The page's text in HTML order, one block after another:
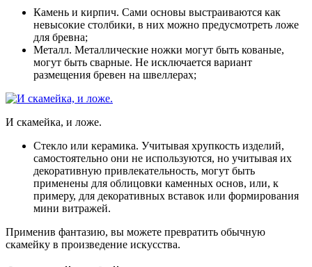
Камень и кирпич. Сами основы выстраиваются как
невысокие столбики, в них можно предусмотреть ложе
для бревна;
Металл. Металлические ножки могут быть кованые,
могут быть сварные. Не исключается вариант
размещения бревен на швеллерах;
И скамейка, и ложе.
Стекло или керамика. Учитывая хрупкость изделий,
самостоятельно они не используются, но учитывая их
декоративную привлекательность, могут быть
применены для облицовки каменных основ, или, к
примеру, для декоративных вставок или формирования
мини витражей.
Применив фантазию, вы можете превратить обычную
скамейку в произведение искусства.